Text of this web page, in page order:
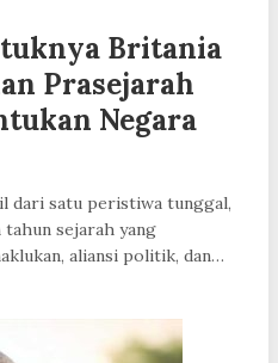
Britania
Prasejarah
Negara
dari satu peristiwa tunggal,
tahun sejarah yang
aliansi politik, dan…